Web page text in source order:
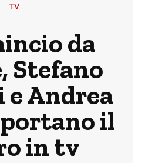
TV
da
Stefano
e Andrea
il
in tv